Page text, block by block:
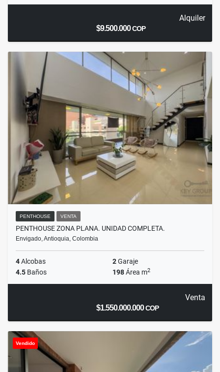
Alquiler
$9.500.000COP
PENTHOUSE VENTA
PENTHOUSE ZONA PLANA. UNIDAD COMPLETA.
Envigado, Antioquia, Colombia
4Alcobas 2Garaje
4.5 Baños 198Área m2
Venta
$1.550.000.000COP
Vendido